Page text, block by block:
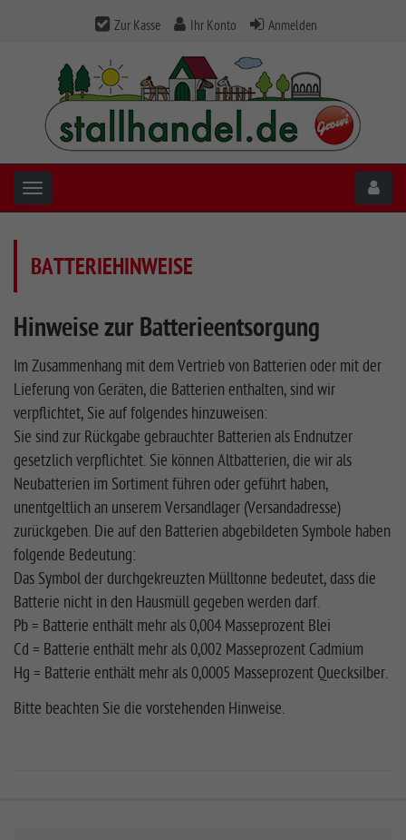
Zur Kasse Ihr Konto Anmelden
Toggle navigation
BATTERIEHINWEISE
Hinweise zur Batterieentsorgung
Im Zusammenhang mit dem Vertrieb von Batterien oder mit der
Lieferung von Geräten, die Batterien enthalten, sind wir
verpflichtet, Sie auf folgendes hinzuweisen:
Sie sind zur Rückgabe gebrauchter Batterien als Endnutzer
gesetzlich verpflichtet. Sie können Altbatterien, die wir als
Neubatterien im Sortiment führen oder geführt haben,
unentgeltlich an unserem Versandlager (Versandadresse)
zurückgeben. Die auf den Batterien abgebildeten Symbole haben
folgende Bedeutung:
Das Symbol der durchgekreuzten Mülltonne bedeutet, dass die
Batterie nicht in den Hausmüll gegeben werden darf.
Pb = Batterie enthält mehr als 0,004 Masseprozent Blei
Cd = Batterie enthält mehr als 0,002 Masseprozent Cadmium
Hg = Batterie enthält mehr als 0,0005 Masseprozent Quecksilber.
Bitte beachten Sie die vorstehenden Hinweise.